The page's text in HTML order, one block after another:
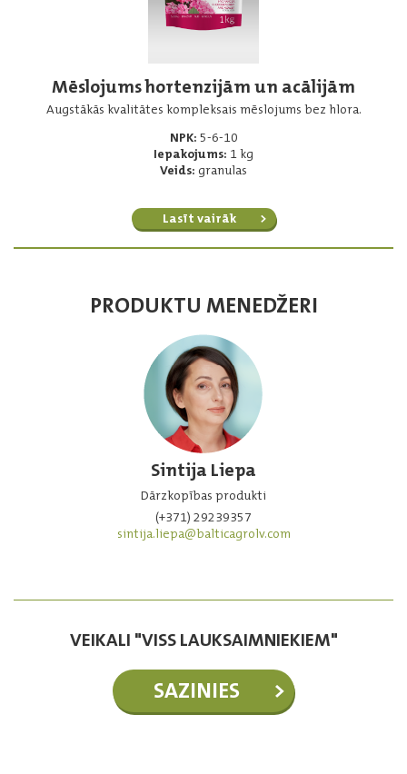
Mēslojums hortenzijām un acālijām
Augstākās kvalitātes kompleksais mēslojums bez hlora.
NPK: 5-6-10
Iepakojums: 1 kg
Veids: granulas
Lasīt vairāk
PRODUKTU MENEDŽERI
Sintija Liepa
Dārzkopības produkti
(+371) 29239357
sintija.liepa@balticagrolv.com
VEIKALI "VISS LAUKSAIMNIEKIEM"
SAZINIES